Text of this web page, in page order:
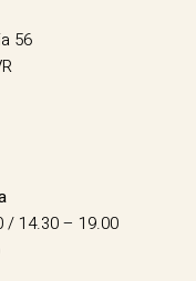
56
/ 14.30 – 19.00